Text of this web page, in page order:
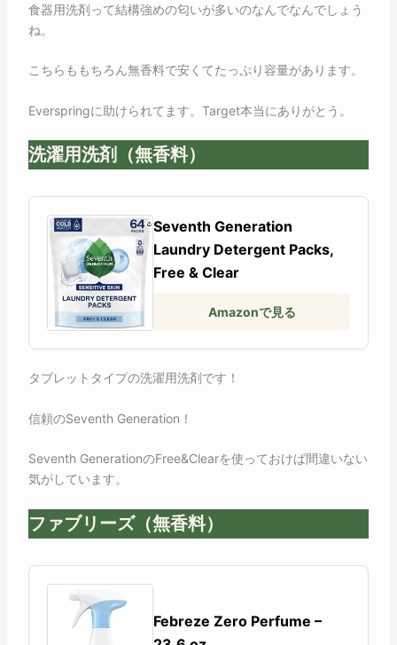
食器用洗剤って結構強めの匂いが多いのなんでなんでしょう
ね。
こちらももちろん無香料で安くてたっぷり容量があります。
Everspringに助けられてます。Target本当にありがとう。
洗濯用洗剤（無香料）
Seventh Generation
Laundry Detergent Packs,
Free & Clear
Amazonで見る
タブレットタイプの洗濯用洗剤です！
信頼のSeventh Generation！
Seventh GenerationのFree&Clearを使っておけば間違いない
気がしています。
ファブリーズ（無香料）
Febreze Zero Perfume –